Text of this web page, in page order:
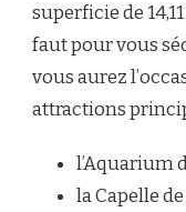
superficie de
faut pour vous
vous aurez
attractions
l’Aquarium
la Capelle